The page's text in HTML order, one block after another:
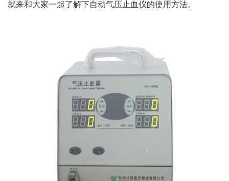
就来和大家一起了解下自动气压止血仪的使用方法。